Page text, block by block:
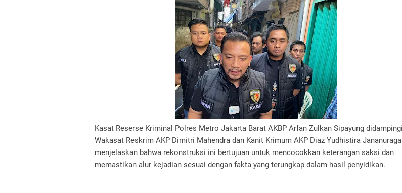
Kasat Reserse Kriminal Polres Metro Jakarta Barat AKBP Arfan Zulkan Sipayung didampingi
Wakasat Reskrim AKP Dimitri Mahendra dan Kanit Krimum AKP Diaz Yudhistira Jananuraga
menjelaskan bahwa rekonstruksi ini bertujuan untuk mencocokkan keterangan saksi dan
memastikan alur kejadian sesuai dengan fakta yang terungkap dalam hasil penyidikan.